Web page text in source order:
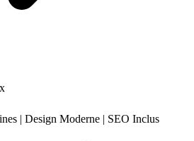
| Design Moderne | SEO Inclus